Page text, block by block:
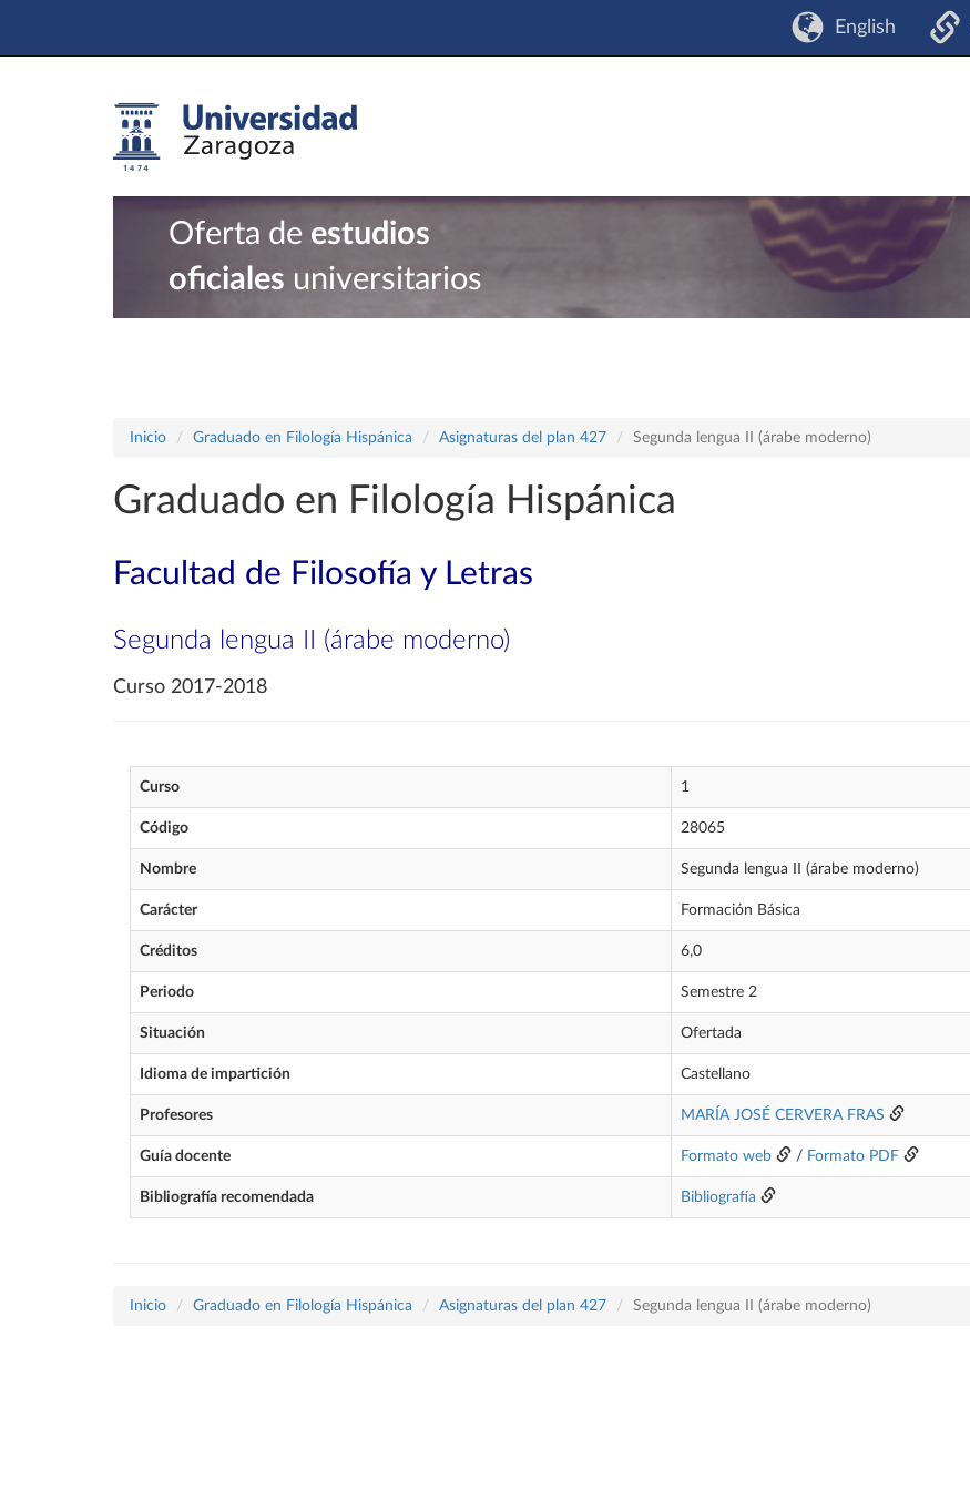
English
Oferta de estudios
oficiales universitarios
Inicio Graduado en Filología Hispánica Asignaturas del plan 427 Segunda lengua II (árabe moderno)
Graduado en Filología Hispánica
Facultad de Filosofía y Letras
Segunda lengua II (árabe moderno)
Curso 2017-2018
Curso 1
Código 28065
Nombre Segunda lengua II (árabe moderno)
Carácter Formación Básica
Créditos 6,0
Periodo Semestre 2
Situación Ofertada
Idioma de impartición Castellano
Profesores MARÍA JOSÉ CERVERA FRAS
Guía docente Formato web / Formato PDF
Bibliografía recomendada Bibliografía
Inicio Graduado en Filología Hispánica Asignaturas del plan 427 Segunda lengua II (árabe moderno)